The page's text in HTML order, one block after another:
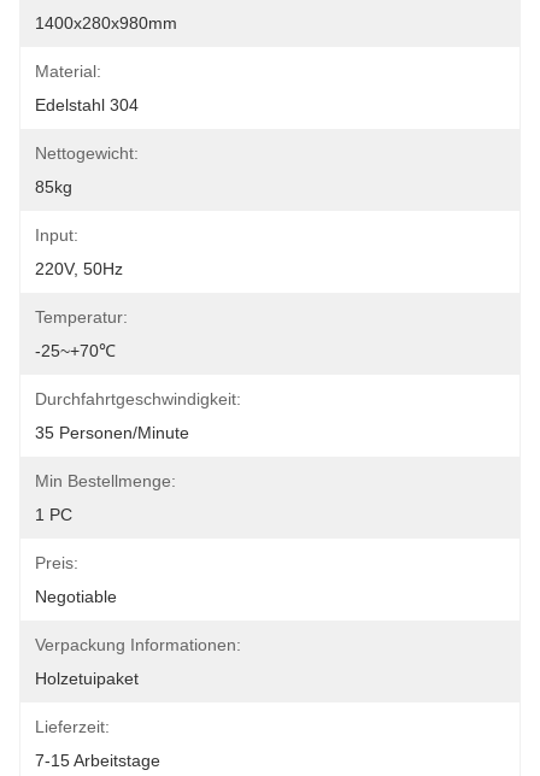
1400x280x980mm
Material:
Edelstahl 304
Nettogewicht:
85kg
Input:
220V, 50Hz
Temperatur:
-25~+70℃
Durchfahrtgeschwindigkeit:
35 Personen/Minute
Min Bestellmenge:
1 PC
Preis:
Negotiable
Verpackung Informationen:
Holzetuipaket
Lieferzeit:
7-15 Arbeitstage